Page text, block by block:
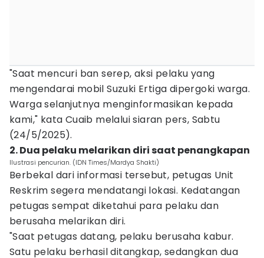
"Saat mencuri ban serep, aksi pelaku yang
mengendarai mobil Suzuki Ertiga dipergoki warga.
Warga selanjutnya menginformasikan kepada
kami," kata Cuaib melalui siaran pers, Sabtu
(24/5/2025).
2. Dua pelaku melarikan diri saat penangkapan
Ilustrasi pencurian. (IDN Times/Mardya Shakti)
Berbekal dari informasi tersebut, petugas Unit
Reskrim segera mendatangi lokasi. Kedatangan
petugas sempat diketahui para pelaku dan
berusaha melarikan diri.
"Saat petugas datang, pelaku berusaha kabur.
Satu pelaku berhasil ditangkap, sedangkan dua